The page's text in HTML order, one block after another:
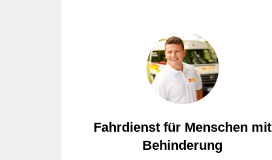
Fahrdienst für Menschen mit
Behinderung